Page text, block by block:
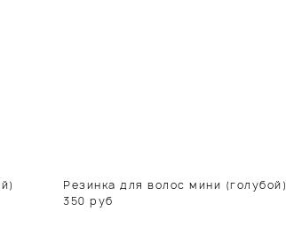
Резинка для волос мини (голубой)
350 руб